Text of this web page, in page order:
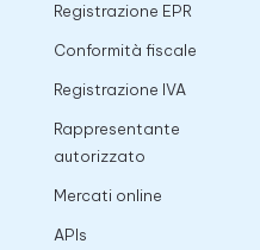
Registrazione EPR
Conformità fiscale
Registrazione IVA
Rappresentante
autorizzato
Mercati online
APIs